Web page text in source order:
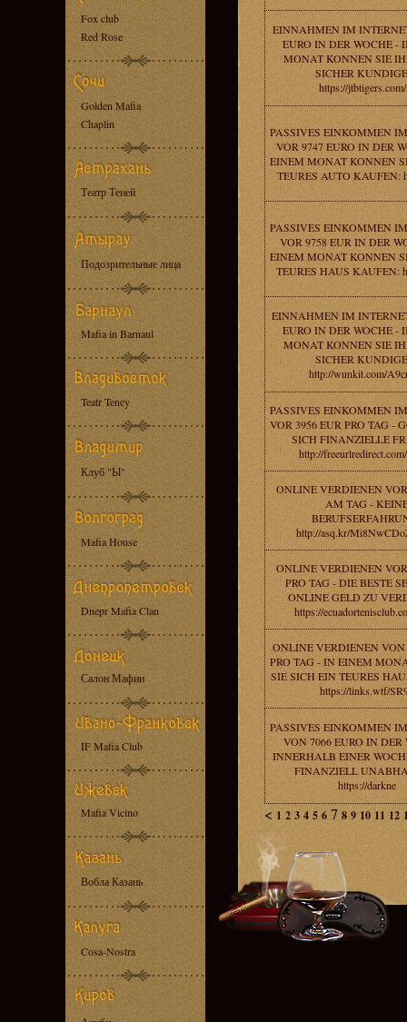
Fox club
Red Rose
Golden Mafia
Chaplin
Театр Теней
Подозрительные лица
Mafia in Barnaul
Teatr Teney
Клуб "Ы"
Mafia House
Dnepr Mafia Clan
Салон Мафии
IF Mafia Club
Mafia Vicino
Вобла Казань
Cosa-Nostra
EINNAHMEN IM
EURO IN DER WOCHE -
MONAT KONNEN SIE
SICHER
https://
PASSIVES EINKOMMEN
VOR 9747 EURO IN DER
EINEM MONAT KONNEN
TEURES AUTO KAUFEN:
PASSIVES EINKOMMEN
VOR 9758 EUR IN DER
EINEM MONAT KONNEN
TEURES HAUS KAUFEN:
EINNAHMEN IM
EURO IN DER WOCHE -
MONAT KONNEN SIE
SICHER
http://wunkit.com/
PASSIVES EINKOMMEN
VOR 3956 EUR PRO TAG -
SICH FINANZIELLE
http://
ONLINE VERDIENEN
AM TAG -
http://asq.kr/
ONLINE VERDIENEN
PRO TAG - DIE BESTE
ONLINE GELD ZU
https://
ONLINE VERDIENEN VON
PRO TAG - IN EINEM
SIE SICH EIN TEURES
https://links.wtf/
PASSIVES EINKOMMEN
VON 7066 EURO IN DER
INNERHALB EINER
FINANZIELL
https://darkne
< 1 2 3 4 5 6 7 8 9 10 11 12